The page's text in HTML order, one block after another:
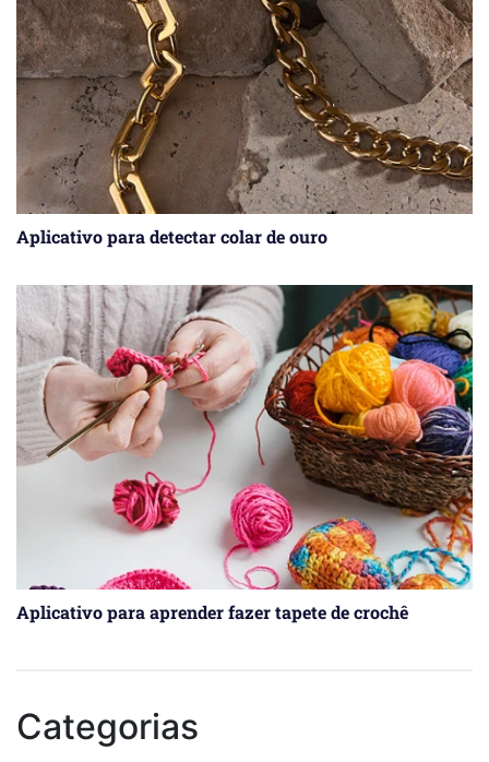
Aplicativo para detectar colar de ouro
Aplicativo para aprender fazer tapete de crochê
Categorias